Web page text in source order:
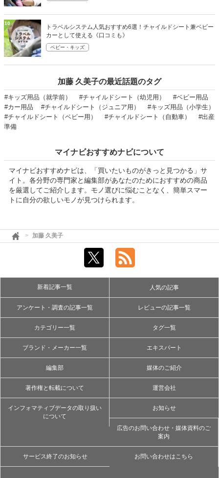
10
トラベルシステム人気おすすめ6選！チャイルドシート兼ベビー
カーとして使える《口コミも》
ベビー・キッズ
加藤 久美子の最近話題のタグ
#キッズ用品（就学前） #チャイルドシート（幼児用）
#ベビー用品
#カー用品
#チャイルドシート（ジュニア用）
#キッズ用品（小学生）
#チャイルドシート（ベビー用）
#チャイルドシート（自動車）
#出産
準備
マイナビおすすめナビについて
マイナビおすすめナビは、「買いたいものがきっと見つかる」サ
イト。各分野の専門家と編集部があなたのためにおすすめの商品
を厳選してご紹介します。モノ選びに悩むことなく、簡単スマー
トに自分の欲しいモノが見つけられます。
加藤 久美子
新着記事一覧 人気の記事
アンケート・調査の記事一覧 レビューの記事一覧
カテゴリー一覧 タグ一覧
ブランド・メーカー一覧 エキスパート
編集部 媒体のご紹介
著作権と転載について 運営会社
インフォマティブデータの取り扱い
について
お知らせ
広告のお問い合わせ・媒体資料のご
案内
サービス終了のお知らせ お問い合わせはこちら